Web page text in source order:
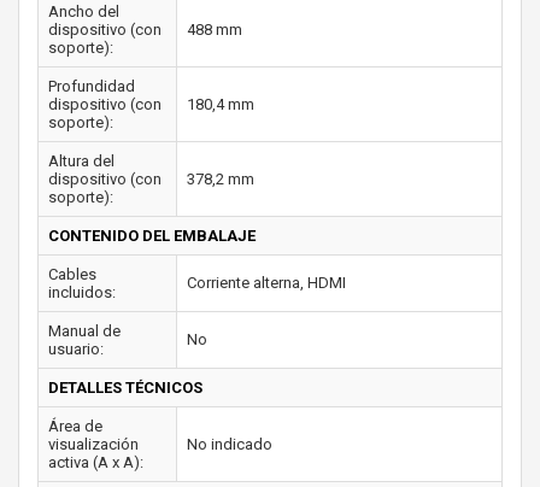
Ancho del
dispositivo (con
soporte):
488 mm
Profundidad
dispositivo (con
soporte):
180,4 mm
Altura del
dispositivo (con
soporte):
378,2 mm
CONTENIDO DEL EMBALAJE
Cables
incluidos:
Corriente alterna, HDMI
Manual de
usuario:
No
DETALLES TÉCNICOS
Área de
visualización
activa (A x A):
No indicado